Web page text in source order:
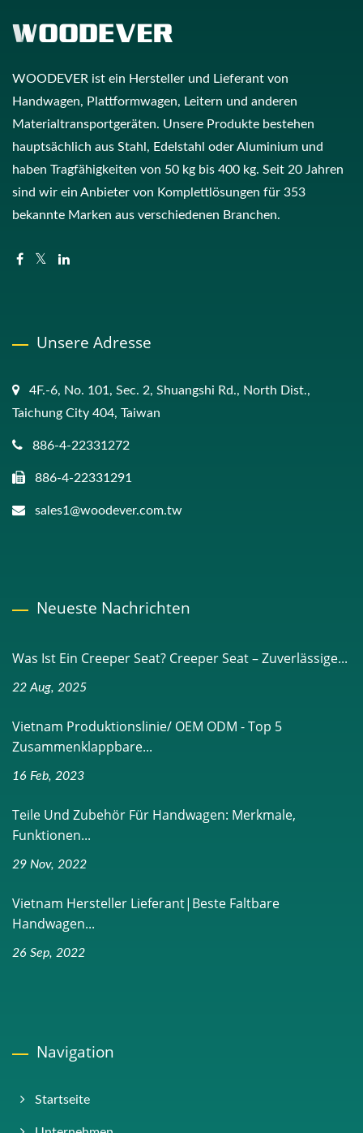
WOODEVER ist ein Hersteller und Lieferant von
Handwagen, Plattformwagen, Leitern und anderen
Materialtransportgeräten. Unsere Produkte bestehen
hauptsächlich aus Stahl, Edelstahl oder Aluminium und
haben Tragfähigkeiten von 50 kg bis 400 kg. Seit 20 Jahren
sind wir ein Anbieter von Komplettlösungen für 353
bekannte Marken aus verschiedenen Branchen.
Unsere Adresse
4F.-6, No. 101, Sec. 2, Shuangshi Rd., North Dist.,
Taichung City 404, Taiwan
886-4-22331272
886-4-22331291
sales1@woodever.com.tw
Neueste Nachrichten
Was Ist Ein Creeper Seat? Creeper Seat – Zuverlässige...
22 Aug, 2025
Vietnam Produktionslinie/ OEM ODM - Top 5
Zusammenklappbare...
16 Feb, 2023
Teile Und Zubehör Für Handwagen: Merkmale,
Funktionen...
29 Nov, 2022
Vietnam Hersteller Lieferant|Beste Faltbare
Handwagen...
26 Sep, 2022
Navigation
Startseite